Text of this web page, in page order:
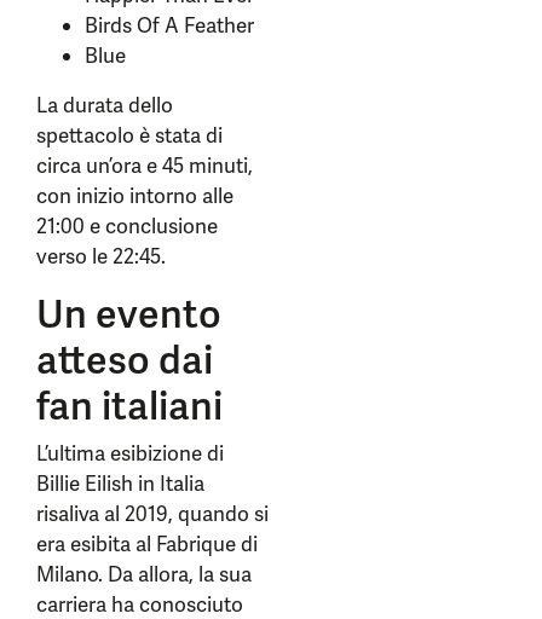
Birds Of A Feather
Blue
La durata dello
spettacolo è stata di
circa un’ora e 45 minuti,
con inizio intorno alle
21:00 e conclusione
verso le 22:45.
Un evento
atteso dai
fan italiani
L’ultima esibizione di
Billie Eilish in Italia
risaliva al 2019, quando si
era esibita al Fabrique di
Milano. Da allora, la sua
carriera ha conosciuto